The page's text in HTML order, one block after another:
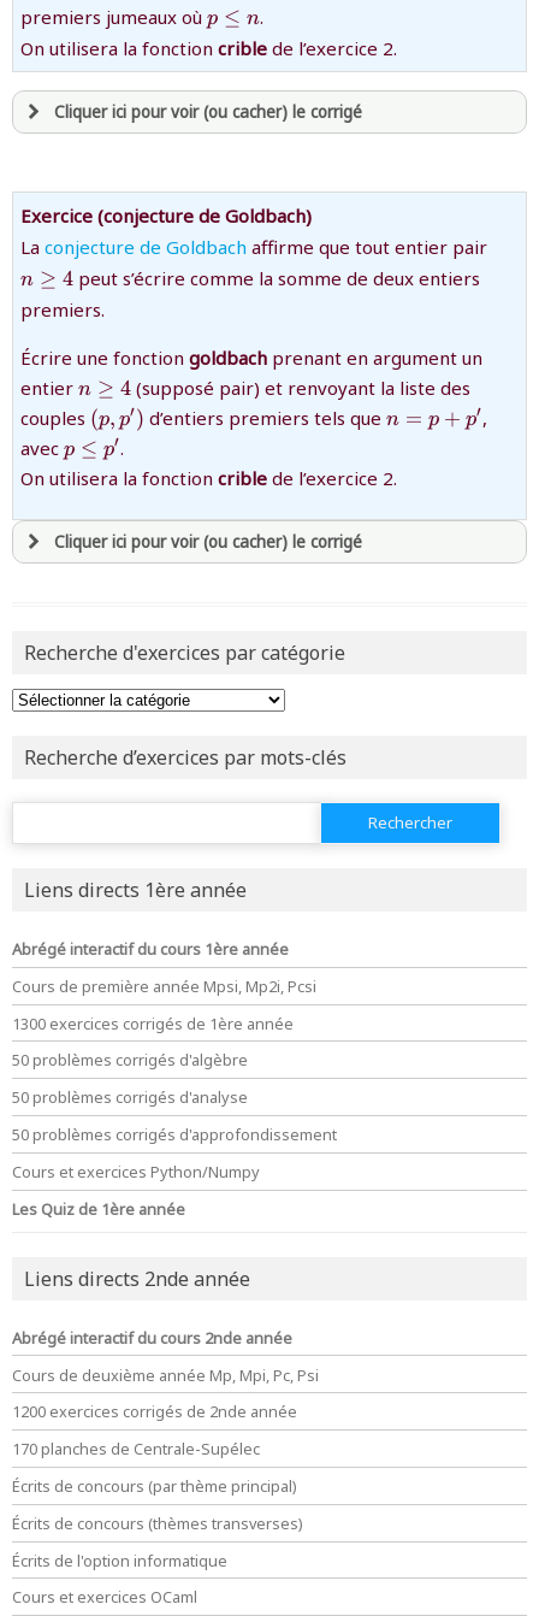
premiers jumeaux où {p\le
n}
p ≤ n.
On utilisera la fonction crible de l’exercice 2.
Cliquer ici pour voir (ou cacher) le corrigé
et être
connecté au site
revenir àla page d'accueil
ou tester
Exercice (conjecture de Goldbach)
La conjecture de Goldbach affirme que tout entier pair
n ≥ 4 peut s’écrire comme la somme de deux entiers
premiers.
Écrire une fonction goldbach prenant en argument un
entier {n\ge
4}
n ≥ 4 (supposé pair) et renvoyant la liste des
couples {(p,p')}
(p, p′) d’entiers premiers tels que{n=p+p'}
n = p + p′,
avec {p\le
p'}
p ≤ p′.
On utilisera la fonction crible de l’exercice 2.
Cliquer ici pour voir (ou cacher) le corrigé
revenir àla page d'accueil
ou consulterle plan du site
Recherche d'exercices par catégorie
Recherche d’exercices par mots-clés
Rechercher :
Liens directs 1ère année
Abrégé interactif du cours 1ère année
Cours de première année Mpsi, Mp2i, Pcsi
1300 exercices corrigés de 1ère année
50 problèmes corrigés d'algèbre
50 problèmes corrigés d'analyse
50 problèmes corrigés d'approfondissement
Cours et exercices Python/Numpy
Les Quiz de 1ère année
Liens directs 2nde année
Abrégé interactif du cours 2nde année
Cours de deuxième année Mp, Mpi, Pc, Psi
1200 exercices corrigés de 2nde année
170 planches de Centrale-Supélec
Écrits de concours (par thème principal)
Écrits de concours (thèmes transverses)
Écrits de l'option informatique
Cours et exercices OCaml